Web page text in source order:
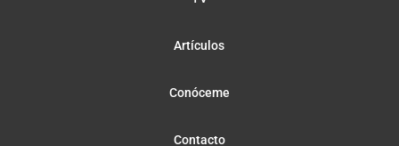
Artículos
Conóceme
Contacto